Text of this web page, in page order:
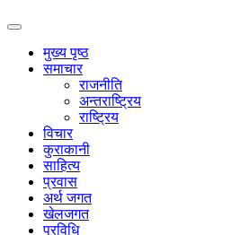
मुख्य पृष्ठ
समाचार
राजनीति
अन्तराष्ट्रिय
राष्ट्रिय
विचार
कुराकानी
साहित्य
प्रवास
अर्थ जगत
खेलजगत
प्रविधि